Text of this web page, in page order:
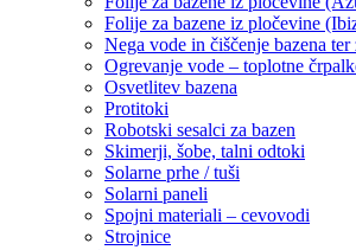
Folije za bazene iz pločevine
Nega vode in čiščenje bazena
Ogrevanje vode – toplotne
Osvetlitev bazena
Protitoki
Robotski sesalci za bazen
Skimerji, šobe, talni odtoki
Solarne prhe / tuši
Solarni paneli
Spojni materiali – cevovodi
Strojnice